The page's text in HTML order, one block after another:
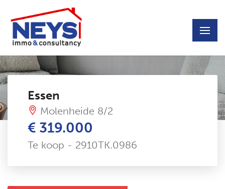
Essen
Molenheide 8/2
€ 319.000
Te koop - 2910TK.0986